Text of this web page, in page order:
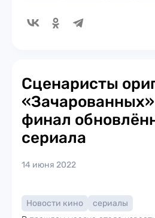
Сценаристы
финал
сериала
14 июня 2022
Новости кино
сериалы